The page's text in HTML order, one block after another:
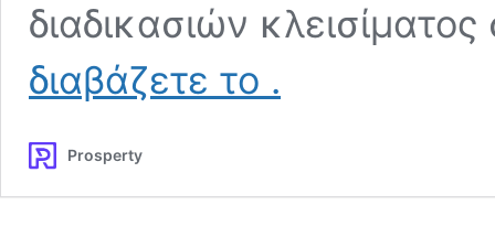
διαδικασιών
διαβάζετε το
Ακινήτων
.
Prosperty